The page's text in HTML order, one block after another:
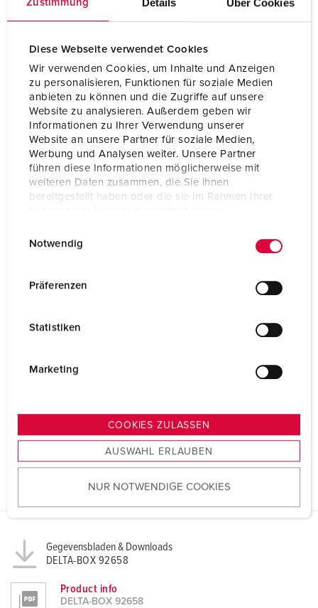
Zustimmung Details Über Cookies
Diese Webseite verwendet Cookies
Wir verwenden Cookies, um Inhalte und Anzeigen
zu personalisieren, Funktionen für soziale Medien
anbieten zu können und die Zugriffe auf unsere
Website zu analysieren. Außerdem geben wir
Informationen zu Ihrer Verwendung unserer
Website an unsere Partner für soziale Medien,
Werbung und Analysen weiter. Unsere Partner
führen diese Informationen möglicherweise mit
weiteren Daten zusammen, die Sie ihnen
bereitgestellt haben oder die sie im Rahmen Ihrer
s
u
w
h
l
Notwendig
Präferenzen
Statistiken
Marketing
COOKIES ZULASSEN
AUSWAHL ERLAUBEN
NUR NOTWENDIGE COOKIES
Gegevensbladen & Downloads
DELTA-BOX 92658
Product info
DELTA-BOX 92658